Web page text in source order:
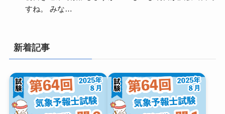
すね。 みな…
新着記事